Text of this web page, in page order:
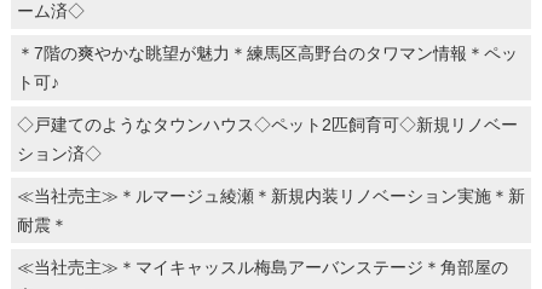
ーム済◇
＊7階の爽やかな眺望が魅力＊練馬区高野台のタワマン情報＊ペッ
ト可♪
◇戸建てのようなタウンハウス◇ペット2匹飼育可◇新規リノベー
ション済◇
≪当社売主≫＊ルマージュ綾瀬＊新規内装リノベーション実施＊新
耐震＊
≪当社売主≫＊マイキャッスル梅島アーバンステージ＊角部屋の